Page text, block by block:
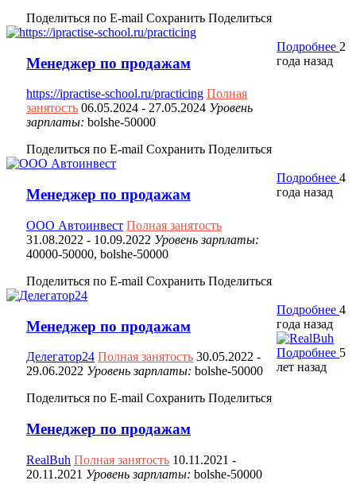
Поделиться по E-mail Сохранить Поделиться
Менеджер по продажам
https://ipractise-school.ru/practicing Полная
занятость 06.05.2024 - 27.05.2024 Уровень
зарплаты: bolshe-50000
Поделиться по E-mail Сохранить Поделиться
Подробнее 2
года назад
Менеджер по продажам
ООО Автоинвест Полная занятость
31.08.2022 - 10.09.2022 Уровень зарплаты:
40000-50000, bolshe-50000
Поделиться по E-mail Сохранить Поделиться
Подробнее4
года назад
Менеджер по продажам
Делегатор24 Полная занятость 30.05.2022 -
29.06.2022 Уровень зарплаты: bolshe-50000
Поделиться по E-mail Сохранить Поделиться
Подробнее4
года назад
Менеджер по продажам
RealBuh Полная занятость 10.11.2021 -
20.11.2021 Уровень зарплаты: bolshe-50000
Подробнее 5
лет назад